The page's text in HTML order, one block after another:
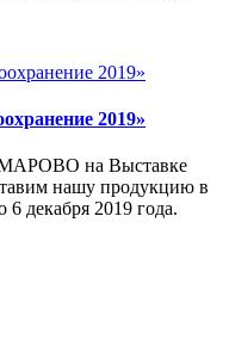
2019»
на Выставке
нашу продукцию в
декабря 2019 года.